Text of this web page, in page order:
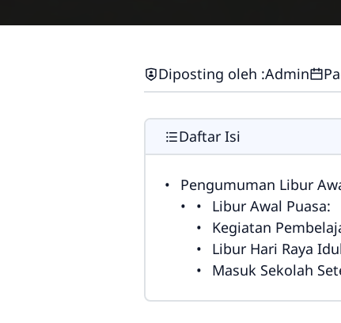
Diposting oleh :Admin
Daftar Isi
Pengumuman Libur
Libur Awal Puasa:
Kegiatan
Libur Hari Raya
Masuk Sekolah